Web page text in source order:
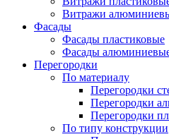
Витражи
Фасады
Фасады пластиковые
Фасады
Перегородки
По материалу
Перегородки
Перегородки
Перегородки
По типу конструкции